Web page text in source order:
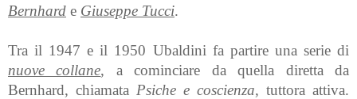
Bernhard e Giuseppe Tucci.
Tra il 1947 e il 1950 Ubaldini fa partire una serie di
nuove collane, a cominciare da quella diretta da
Bernhard, chiamata Psiche e coscienza, tuttora attiva.